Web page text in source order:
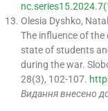
Olesia Dyshko,
The influence of the
state of students
during the war.
28(3), 102-107.
Видання внесено